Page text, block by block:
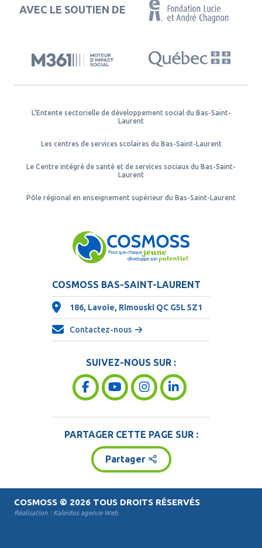
AVEC LE SOUTIEN DE
L'Entente sectorielle de développement social du Bas-Saint-
Laurent
Les centres de services scolaires du Bas-Saint-Laurent
Le Centre intégré de santé et de services sociaux du Bas-Saint-
Laurent
Pôle régional en enseignement supérieur du Bas-Saint-Laurent
COSMOSS BAS-SAINT-LAURENT
186, Lavoie, Rimouski QC G5L 5Z1
Contactez-nous
SUIVEZ-NOUS SUR :
PARTAGER CETTE PAGE SUR :
Partager
COSMOSS© 2026 TOUS DROITS RÉSERVÉS
Réalisation : Kaleidos agence Web